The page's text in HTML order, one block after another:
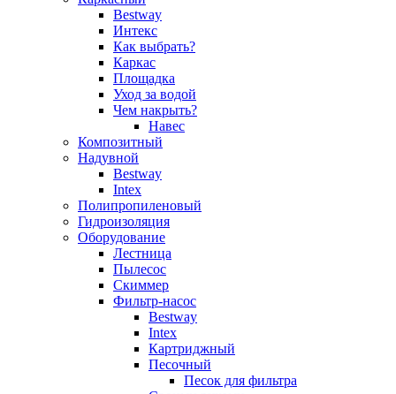
Bestway
Интекс
Как выбрать?
Каркас
Площадка
Уход за водой
Чем накрыть?
Навес
Композитный
Надувной
Bestway
Intex
Полипропиленовый
Гидроизоляция
Оборудование
Лестница
Пылесос
Скиммер
Фильтр-насос
Bestway
Intex
Картриджный
Песочный
Песок для фильтра